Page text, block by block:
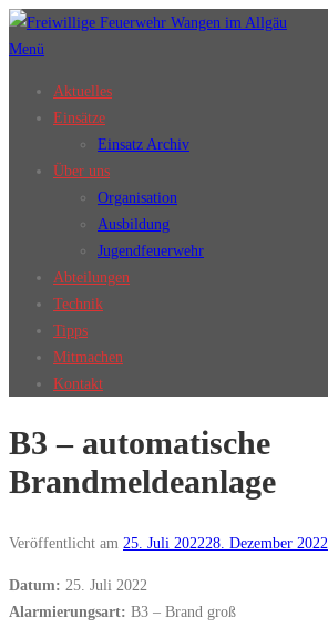
Zum
Inhalt
Menü
Aktuelles
Einsätze
Einsatz Archiv
Über uns
Organisation
Ausbildung
Jugendfeuerwehr
Abteilungen
Technik
Tipps
Mitmachen
Kontakt
B3 – automatische
Brandmeldeanlage
Veröffentlicht am 25. Juli 202228. Dezember 2022
Datum: 25. Juli 2022
Alarmierungsart: B3 – Brand groß